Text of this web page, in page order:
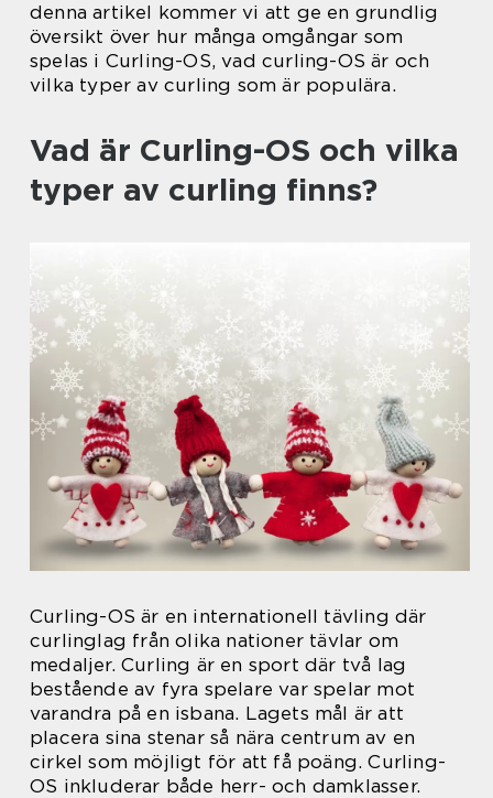
denna artikel kommer vi att ge en grundlig
översikt över hur många omgångar som
spelas i Curling-OS, vad curling-OS är och
vilka typer av curling som är populära.
Vad är Curling-OS och vilka
typer av curling finns?
Curling-OS är en internationell tävling där
curlinglag från olika nationer tävlar om
medaljer. Curling är en sport där två lag
bestående av fyra spelare var spelar mot
varandra på en isbana. Lagets mål är att
placera sina stenar så nära centrum av en
cirkel som möjligt för att få poäng. Curling-
OS inkluderar både herr- och damklasser.